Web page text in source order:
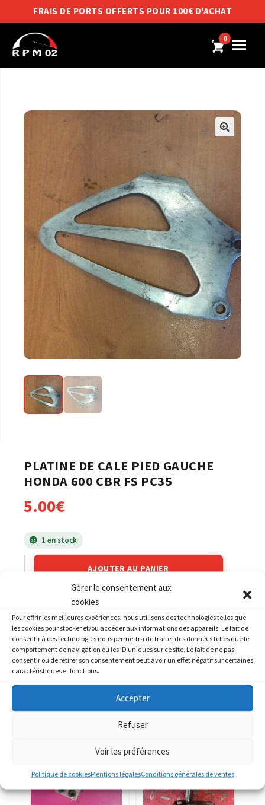
Gérer le consentement aux
cookies
Pour offrir les meilleures expériences, nous utilisons des technologies telles que
les cookies pour stocker et/ou accéder aux informations des appareils. Le fait de
consentir à ces technologies nous permettra de traiter des données telles que le
comportement de navigation ou les ID uniques sur ce site. Le fait de ne pas
consentir ou de retirer son consentement peut avoir un effet négatif sur certaines
caractéristiques et fonctions.
Accepter
Refuser
Voir les préférences
Politique de cookiesMentions légalesConditions générales de ventes
FRAIS DE PORTS OFFERTS POUR 100€ D'ACHAT
0
PLATINE DE CALE PIED GAUCHE
HONDA 600 CBR FS PC35
5.00€
1 en stock
AJOUTER AU PANIER
PRODUITS SIMILAIRES